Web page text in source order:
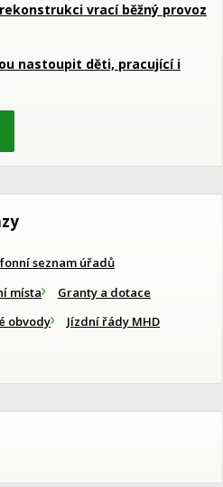
vrací běžný provoz
nastoupit děti, pracující i
seznam úřadů
místa
Granty a dotace
obvody Jízdní řády MHD